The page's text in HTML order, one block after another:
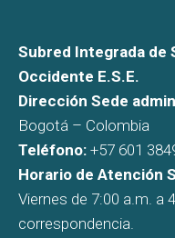
Subred Integrada de
Occidente E.S.E.
Dirección Sede
Bogotá – Colombia
Teléfono: +57 601
Horario de Atención
Viernes de 7:00 a.m. a
correspondencia.